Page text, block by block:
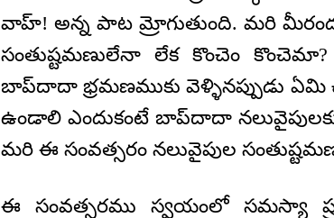
వాహ్! అన్న పాట మ్రోగుతుంది. మరి
సంతుష్టమణులేనా లేక కొంచెం
బాప్‍దాదా భ్రమణముకు వెళ్ళినప్పుడు ఏమి
ఉండాలి ఎందుకంటే బాప్‍దాదా
మరి ఈ సంవత్సరం నలువైపుల
ఈ సంవత్సరము స్వయంలో సమస్యా